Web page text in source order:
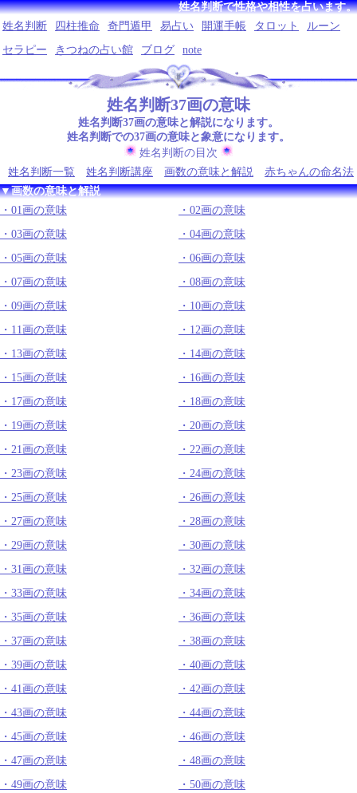
姓名判断で性格や相性を占います。
姓名判断
四柱推命 奇門遁甲 易占い 開運手帳 タロット
ルーン
セラピー
きつねの占い館 ブログ note
姓名判断37画の意味
姓名判断37画の意味と解説になります。
姓名判断での37画の意味と象意になります。
姓名判断の目次
姓名判断一覧
姓名判断講座 画数の意味と解説
赤ちゃんの命名法
▼画数の意味と解説
01画の意味
02画の意味
03画の意味
04画の意味
05画の意味
06画の意味
07画の意味
08画の意味
09画の意味
10画の意味
11画の意味
12画の意味
13画の意味
14画の意味
15画の意味
16画の意味
17画の意味
18画の意味
19画の意味
20画の意味
21画の意味
22画の意味
23画の意味
24画の意味
25画の意味
26画の意味
27画の意味
28画の意味
29画の意味
30画の意味
31画の意味
32画の意味
33画の意味
34画の意味
35画の意味
36画の意味
37画の意味
38画の意味
39画の意味
40画の意味
41画の意味
42画の意味
43画の意味
44画の意味
45画の意味
46画の意味
47画の意味
48画の意味
49画の意味
50画の意味